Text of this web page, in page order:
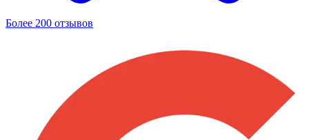
Более 200 отзывов